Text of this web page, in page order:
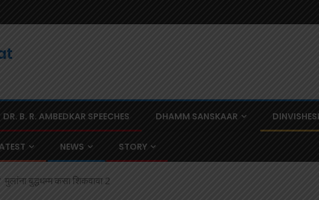
DR. B. R. AMBEDKAR SPEECHES DHAMM SANSKAAR
NEWS STORY
मुलांना बुद्धधम्म कसा शिकवावा 2